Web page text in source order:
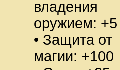
владения
оружием: +5
• Защита от
магии: +100